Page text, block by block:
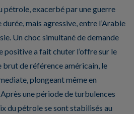
pétrole, exacerbé par une guerre
mais agressive, entre l’Arabie
Un choc simultané de demande
positive a fait chuter l’offre sur le
brut de référence américain, le
plongeant même en
une période de turbulences
du pétrole se sont stabilisés au